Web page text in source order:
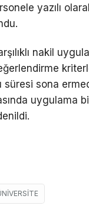
yazılı
nakil
sona
uygulama